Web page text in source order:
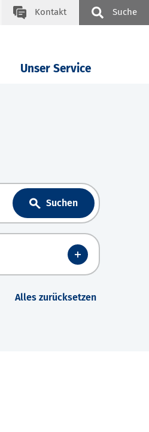
Kontakt Suche
Unser Service
Suchen
Alles zurücksetzen